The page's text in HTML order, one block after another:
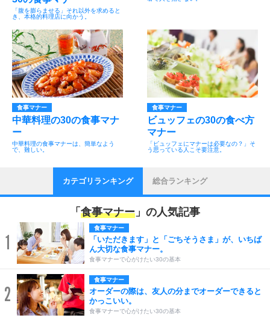
「腹を膨らませる」それ以外を求めると
き、本格的料理店に向かう。
食事マナー
中華料理の30の食事マナ
ー
中華料理の食事マナーは、簡単なよう
で、難しい。
食事マナー
ビュッフェの30の食べ方
マナー
「ビュッフェにマナーは必要なの？」そ
う思っている人こそ要注意。
カテゴリランキング 総合ランキング
「 食事マナー 」の人気記事
1
食事マナー
「いただきます」と「ごちそうさま」が、いちば
ん大切な食事マナー。
食事マナーで心がけたい30の基本
2
食事マナー
オーダーの際は、友人の分までオーダーできると
かっこいい。
食事マナーで心がけたい30の基本